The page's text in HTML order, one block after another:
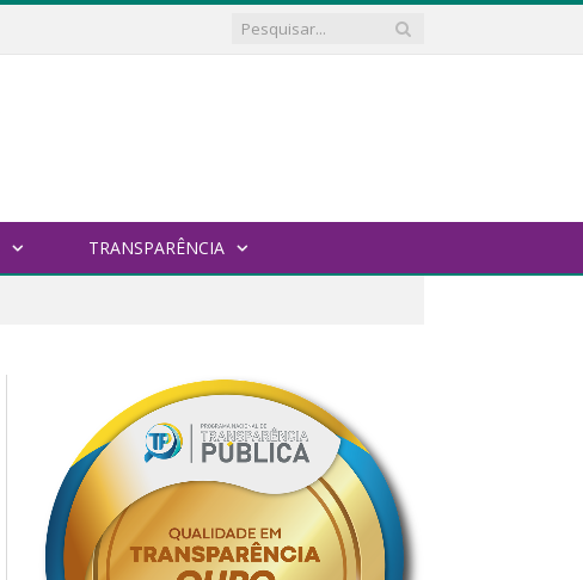
TRANSPARÊNCIA